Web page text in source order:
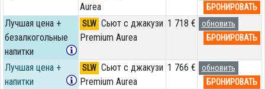
Aurea
БРОНИРОВАТЬ
Лучшая цена +
безалкогольные
напитки
SLW Сьют с джакузи
Premium Aurea
1 718 €
обновить
БРОНИРОВАТЬ
Лучшая цена +
напитки
SLW Сьют с джакузи
Premium Aurea
1 766 €
обновить
БРОНИРОВАТЬ